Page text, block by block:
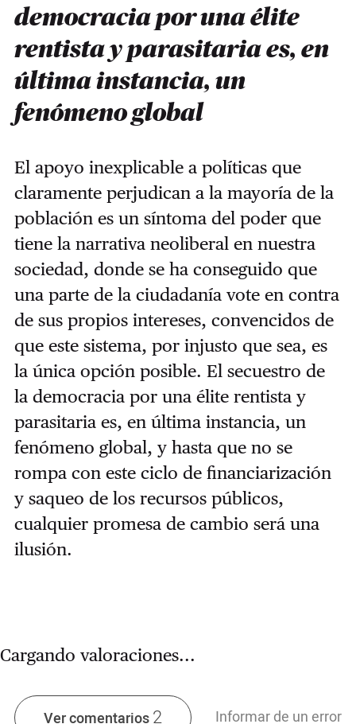
democracia por una élite
rentista y parasitaria es, en
última instancia, un
fenómeno global
El apoyo inexplicable a políticas que
claramente perjudican a la mayoría de la
población es un síntoma del poder que
tiene la narrativa neoliberal en nuestra
sociedad, donde se ha conseguido que
una parte de la ciudadanía vote en contra
de sus propios intereses, convencidos de
que este sistema, por injusto que sea, es
la única opción posible. El secuestro de
la democracia por una élite rentista y
parasitaria es, en última instancia, un
fenómeno global, y hasta que no se
rompa con este ciclo de financiarización
y saqueo de los recursos públicos,
cualquier promesa de cambio será una
ilusión.
Cargando valoraciones...
Ver comentarios2 Informar de un error